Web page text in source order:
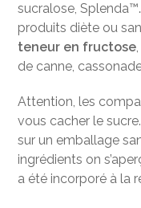
sucralose,
produits diète ou
teneur en fructose
de canne,
Attention, les
vous cacher le
sur un emballage
ingrédients on
a été incorporé à la